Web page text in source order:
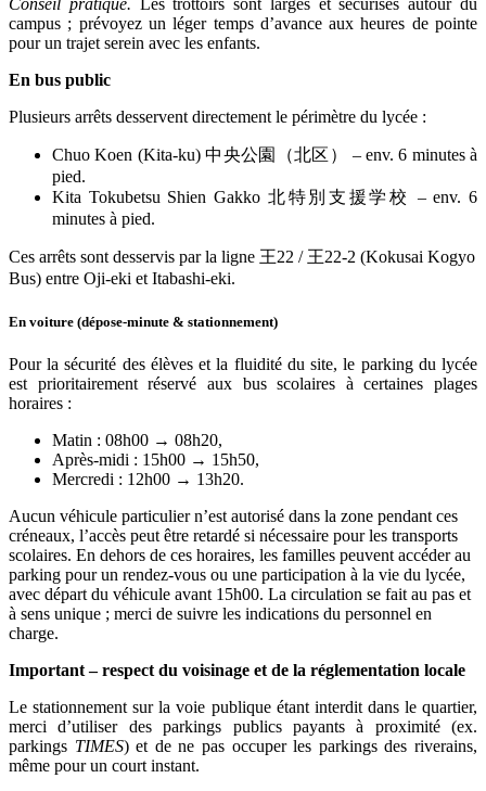
Conseil pratique. Les trottoirs sont larges et sécurisés autour du
campus ; prévoyez un léger temps d’avance aux heures de pointe
pour un trajet serein avec les enfants.
En bus public
Plusieurs arrêts desservent directement le périmètre du lycée :
Chuo Koen (Kita-ku)中央公園（北区）
– env. 6 minutes à
pied.
Kita Tokubetsu Shien Gakko 北特別支援学校
– env. 6
minutes à pied.
Ces arrêts sont desservis par la ligne 王22 /王22-2 (Kokusai Kogyo
Bus) entre Oji-eki et Itabashi-eki.
En voiture (dépose-minute & stationnement)
Pour la sécurité des élèves et la fluidité du site, le parking du lycée
est prioritairement réservé aux bus scolaires à certaines plages
horaires :
Matin : 08h00 → 08h20,
Après-midi : 15h00 → 15h50,
Mercredi : 12h00 → 13h20.
Aucun véhicule particulier n’est autorisé dans la zone pendant ces
créneaux, l’accès peut être retardé si nécessaire pour les transports
scolaires. En dehors de ces horaires, les familles peuvent accéder au
parking pour un rendez-vous ou une participation à la vie du lycée,
avec départ du véhicule avant 15h00. La circulation se fait au pas et
à sens unique ; merci de suivre les indications du personnel en
charge.
Important – respect du voisinage et de la réglementation locale
Le stationnement sur la voie publique étant interdit dans le quartier,
merci d’utiliser des parkings publics payants à proximité (ex.
parkings TIMES) et de ne pas occuper les parkings des riverains,
même pour un court instant.